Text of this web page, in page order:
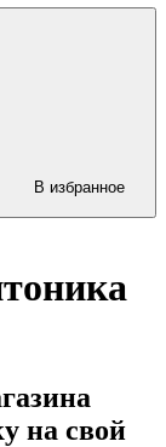
В избранное
на свой